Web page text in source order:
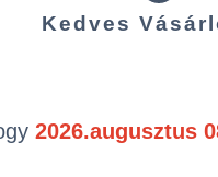
Kedves
2026.augusztus